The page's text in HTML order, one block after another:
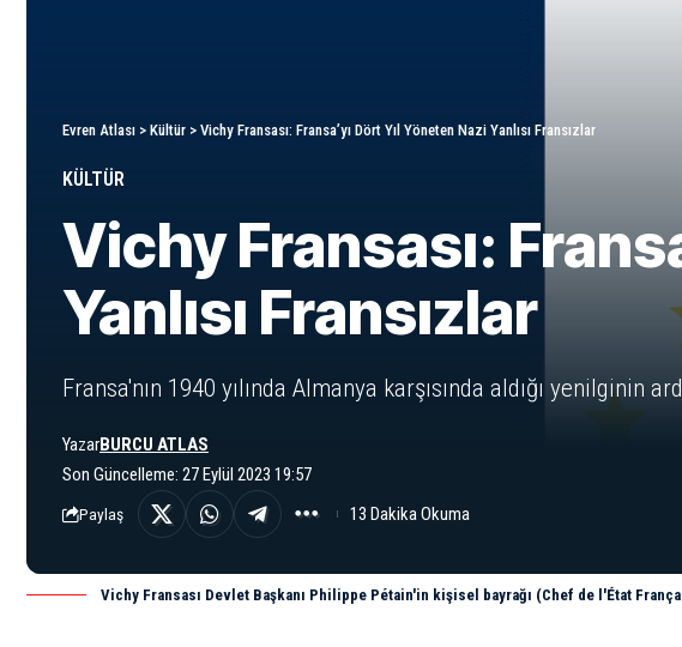
Evren Atlası > Kültür > Vichy Fransası: Fransa’yı Dört Yıl Yöneten Nazi Yanlısı Fransızlar
KÜLTÜR
Vichy Fransası:
Yanlısı Fransızlar
Fransa'nın 1940 yılında Almanya karşısında aldığı
Son Güncelleme: 27 Eylül 2023 19:57
YazarBURCU ATLAS
Paylaş 13 Dakika Okuma
Vichy Fransası Devlet Başkanı Philippe Pétain'in kişisel bayrağı (Chef de l'État